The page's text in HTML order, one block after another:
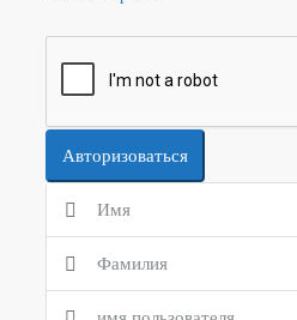
Авторизоваться